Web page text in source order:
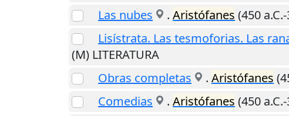
Las nubes
. Aristófanes (450
Lisístrata. Las tesmoforias. Las
(M) LITERATURA
Obras completas
. Aristófanes
Comedias
. Aristófanes (450